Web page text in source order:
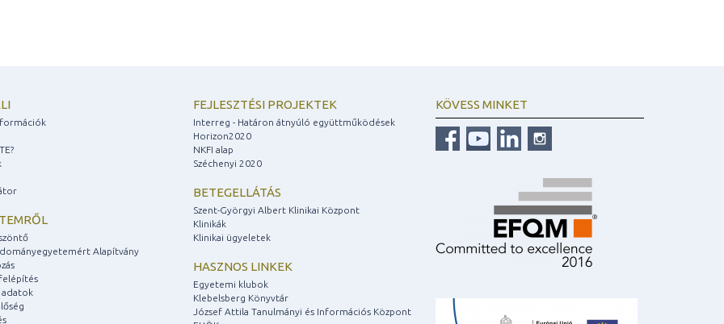
Alapítvány
adatok
FEJLESZTÉSI PROJEKTEK
Interreg - Határon átnyúló együttműködések
Horizon2020
NKFI alap
Széchenyi 2020
BETEGELLÁTÁS
Szent-Györgyi Albert Klinikai Központ
Klinikák
Klinikai ügyeletek
HASZNOS LINKEK
Egyetemi klubok
Klebelsberg Könyvtár
József Attila Tanulmányi és Információs Központ
KÖVESS MINKET